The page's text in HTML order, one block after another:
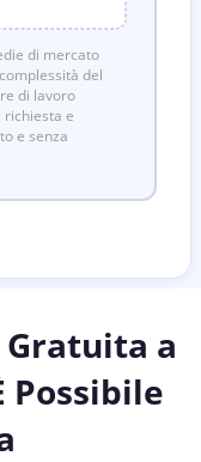
di mercato
del
di lavoro
richiesta e
e senza
Gratuita a
Possibile